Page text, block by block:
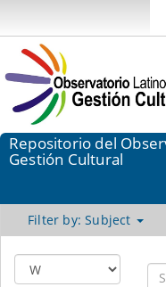
Repositorio del
Gestión Cultural
Filter by: Subject